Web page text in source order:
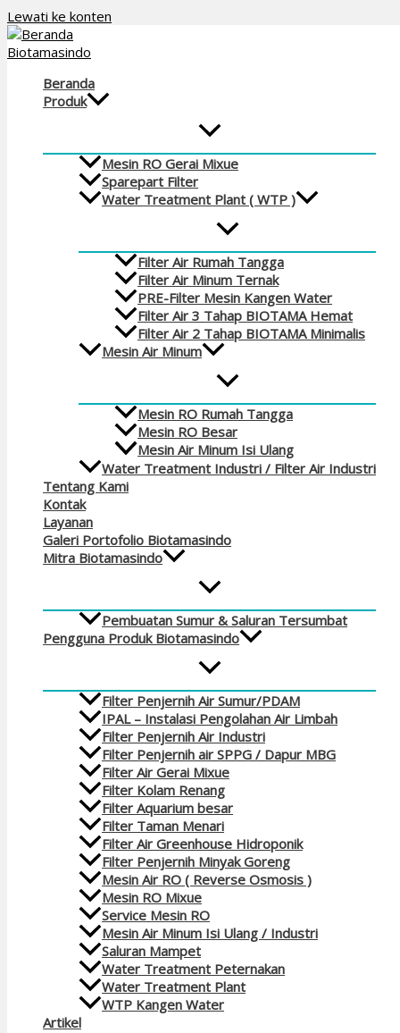
Lewati ke konten
Beranda
Produk
Mesin RO Gerai Mixue
Sparepart Filter
Water Treatment Plant ( WTP )
Filter Air Rumah Tangga
Filter Air Minum Ternak
PRE-Filter Mesin Kangen Water
Filter Air 3 Tahap BIOTAMA Hemat
Filter Air 2 Tahap BIOTAMA Minimalis
Mesin Air Minum
Mesin RO Rumah Tangga
Mesin RO Besar
Mesin Air Minum Isi Ulang
Water Treatment Industri / Filter Air Industri
Tentang Kami
Kontak
Layanan
Galeri Portofolio Biotamasindo
Mitra Biotamasindo
Pembuatan Sumur & Saluran Tersumbat
Pengguna Produk Biotamasindo
Filter Penjernih Air Sumur/PDAM
IPAL – Instalasi Pengolahan Air Limbah
Filter Penjernih Air Industri
Filter Penjernih air SPPG / Dapur MBG
Filter Air Gerai Mixue
Filter Kolam Renang
Filter Aquarium besar
Filter Taman Menari
Filter Air Greenhouse Hidroponik
Filter Penjernih Minyak Goreng
Mesin Air RO ( Reverse Osmosis )
Mesin RO Mixue
Service Mesin RO
Mesin Air Minum Isi Ulang / Industri
Saluran Mampet
Water Treatment Peternakan
Water Treatment Plant
WTP Kangen Water
Artikel